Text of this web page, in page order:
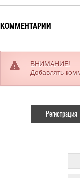
КОММЕНТАРИИ
ВНИМАНИЕ!
Добавлять
Регистрация